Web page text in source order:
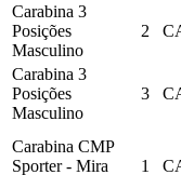
Carabina 3
Posições
Masculino
2
Carabina 3
Posições
Masculino
3
Carabina CMP
Sporter - Mira
1